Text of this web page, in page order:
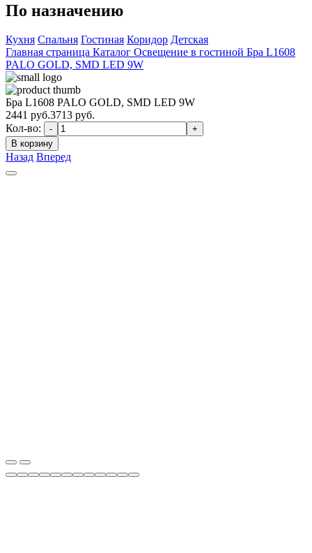
По назначению
Кухня Спальня Гостиная Коридор Детская
Главная страница Каталог Освещение в гостиной Бра L1608
PALO GOLD, SMD LED 9W
Бра L1608 PALO GOLD, SMD LED 9W
2441 руб.3713 руб.
Кол-во:
-
+
В корзину
Назад Вперед